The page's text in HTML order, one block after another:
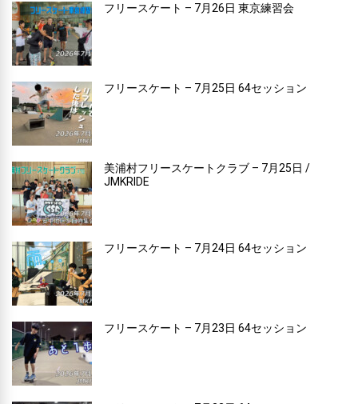
フリースケート – 7月26日 東京練習会
フリースケート – 7月25日 64セッション
美浦村フリースケートクラブ – 7月25日 /
JMKRIDE
フリースケート – 7月24日 64セッション
フリースケート – 7月23日 64セッション